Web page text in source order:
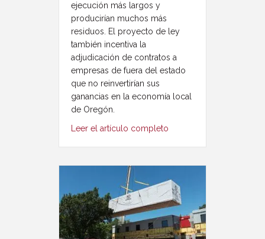
ejecución más largos y
producirían muchos más
residuos. El proyecto de ley
también incentiva la
adjudicación de contratos a
empresas de fuera del estado
que no reinvertirían sus
ganancias en la economía local
de Oregón.
Leer el artículo completo